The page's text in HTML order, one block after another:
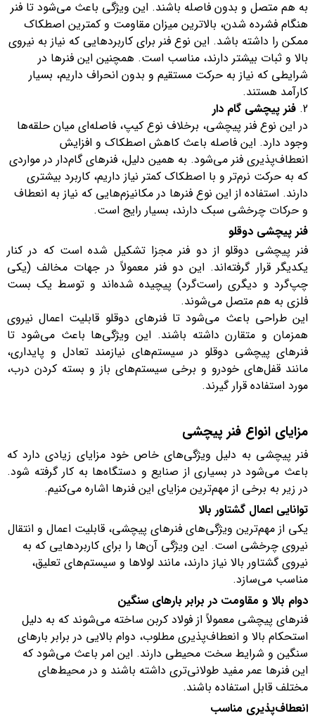
به هم متصل و بدون فاصله باشند. این ویژگی باعث می‌شود تا فنر
هنگام فشرده شدن، بالاترین میزان مقاومت و کمترین اصطکاک
ممکن را داشته باشد. این نوع فنر برای کاربردهایی که نیاز به نیروی
بالا و ثبات بیشتر دارند، مناسب است. همچنین این فنرها در
شرایطی که نیاز به حرکت مستقیم و بدون انحراف داریم، بسیار
کارآمد هستند.
فنر پیچشی گام ‌دار
در این نوع فنر پیچشی، برخلاف نوع کیپ، فاصله‌ای میان حلقه‌ها
وجود دارد. این فاصله باعث کاهش اصطکاک و افزایش
انعطاف‌پذیری فنر می‌شود. به همین دلیل، فنرهای گام‌دار در مواردی
که به حرکت نرم‌تر و با اصطکاک کمتر نیاز داریم، کاربرد بیشتری
دارند. استفاده از این نوع فنرها در مکانیزم‌هایی که نیاز به انعطاف
و حرکات چرخشی سبک دارند، بسیار رایج است.
فنر پیچشی دوقلو
فنر پیچشی دوقلو از دو فنر مجزا تشکیل شده است که در کنار
یکدیگر قرار گرفته‌اند. این دو فنر معمولاً در جهات مخالف (یکی
چپ‌گرد و دیگری راست‌گرد) پیچیده شده‌اند و توسط یک بست
فلزی به هم متصل می‌شوند.
این طراحی باعث می‌شود تا فنرهای دوقلو قابلیت اعمال نیروی
همزمان و متقارن داشته باشند. این ویژگی‌ها باعث می‌شود تا
فنرهای پیچشی دوقلو در سیستم‌های نیازمند تعادل و پایداری،
مانند قفل‌های خودرو و برخی سیستم‌های باز و بسته کردن درب،
مورد استفاده قرار گیرند.
مزایای انواع فنر پیچشی
فنر پیچشی به دلیل ویژگی‌های خاص خود مزایای زیادی دارد که
باعث می‌شود در بسیاری از صنایع و دستگاه‌ها به کار گرفته شود.
در زیر به برخی از مهم‌ترین مزایای این فنرها اشاره می‌کنیم.
توانایی اعمال گشتاور بالا
یکی از مهم‌ترین ویژگی‌های فنرهای پیچشی، قابلیت اعمال و انتقال
نیروی چرخشی است. این ویژگی آن‌ها را برای کاربردهایی که به
نیروی گشتاور بالا نیاز دارند، مانند لولاها و سیستم‌های تعلیق،
مناسب می‌سازد.
دوام بالا و مقاومت در برابر بارهای سنگین
فنرهای پیچشی معمولاً از فولاد کربن ساخته می‌شوند که به دلیل
استحکام بالا و انعطاف‌پذیری مطلوب، دوام بالایی در برابر بارهای
سنگین و شرایط سخت محیطی دارند. این امر باعث می‌شود که
این فنرها عمر مفید طولانی‌تری داشته باشند و در محیط‌های
مختلف قابل استفاده باشند.
انعطاف‌پذیری مناسب